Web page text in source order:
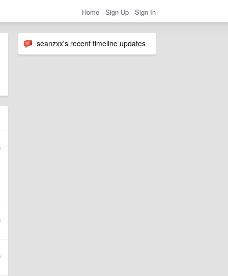
Home Sign Up Sign In
seanzxx's recent timeline updates